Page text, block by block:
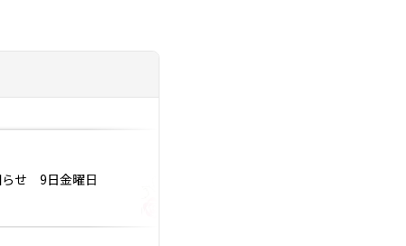
らせ 9日金曜日